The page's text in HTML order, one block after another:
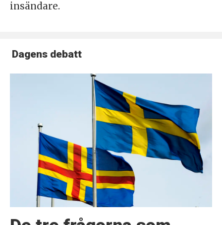
insändare.
Dagens debatt